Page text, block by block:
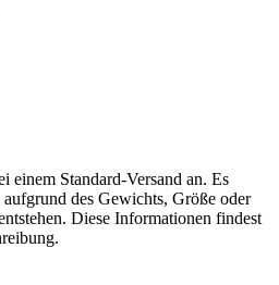
einem Standard-Versand an. Es
des Gewichts, Größe oder
Diese Informationen findest